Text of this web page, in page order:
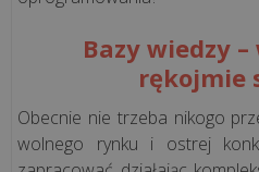
a
czy
jest
Bazy wiedzy –
rękojmie
Obecnie nie trzeba nikogo
wolnego rynku i ostrej